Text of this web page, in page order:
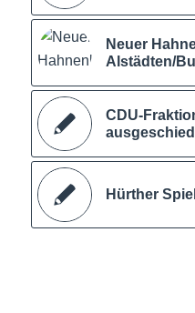
Neuer
Alstädten/
CDU-
Hürther